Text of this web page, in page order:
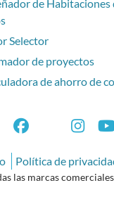
de Habitaciones
Selector
de proyectos
de ahorro de
Política de
las marcas